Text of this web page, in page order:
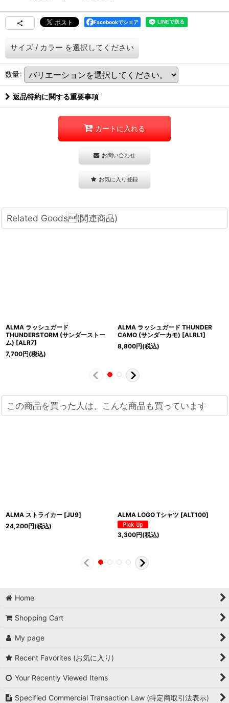
Facebookでシェア
サイズ / カラー を選択してください
数量:
返品特約に関する重要事項
カートに入れる
お問い合わせ
お気に入り登録
Related Goods(関連商品)
ALMA ラッシュガード
THUNDERSTORM (サンダーストー
ム) [ALR7]
7,700円(税込)
ALMA ラッシュガード THUNDER
CAMO (サンダーカモ) [ALRL1]
8,800円(税込)
この商品を買った人は、こんな商品も買っています
ALMA ストライカー [JU9]
24,200円(税込)
ALMA LOGO Tシャツ [ALT100]
3,300円(税込)
Home
Shopping Cart
My page
Recent Favorites (お気に入り)
Your Recently Viewed Items
Specified Commercial Transaction Law (特定商取引法表示)